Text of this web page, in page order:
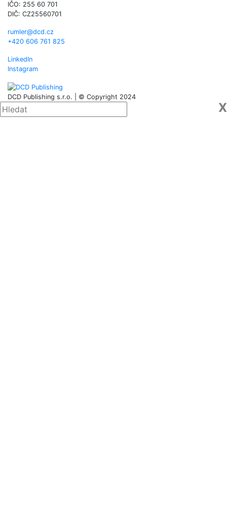
IČO: 255 60 701
DIČ: CZ25560701
rumler@dcd.cz
+420 606 761 825
LinkedIn
Instagram
DCD Publishing s.r.o. | © Copyright 2024
X